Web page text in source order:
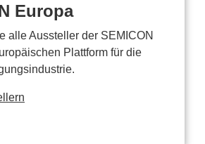
Europa
alle Aussteller der SEMICON
Plattform für die